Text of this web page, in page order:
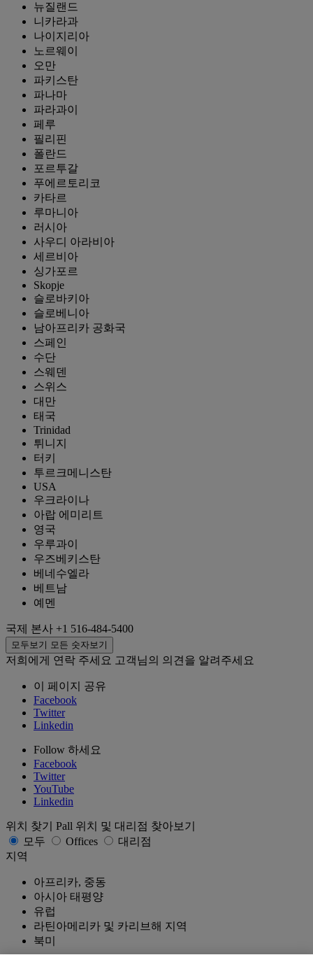
뉴질랜드
니카라과
나이지리아
노르웨이
오만
파키스탄
파나마
파라과이
페루
필리핀
폴란드
포르투갈
푸에르토리코
카타르
루마니아
러시아
사우디 아라비아
세르비아
싱가포르
Skopje
슬로바키아
슬로베니아
남아프리카 공화국
스페인
수단
스웨덴
스위스
대만
태국
Trinidad
튀니지
터키
투르크메니스탄
USA
우크라이나
아랍 에미리트
영국
우루과이
우즈베키스탄
베네수엘라
베트남
예멘
국제 본사 +1 516-484-5400
모두보기 모든 숫자보기
저희에게 연락 주세요 고객님의 의견을 알려주세요
이 페이지 공유
Facebook
Twitter
Linkedin
Follow 하세요
Facebook
Twitter
YouTube
Linkedin
위치 찾기
Pall 위치 및 대리점 찾아보기
모두
Offices
대리점
지역
아프리카, 중동
아시아 태평양
유럽
라틴아메리카 및 카리브해 지역
북미